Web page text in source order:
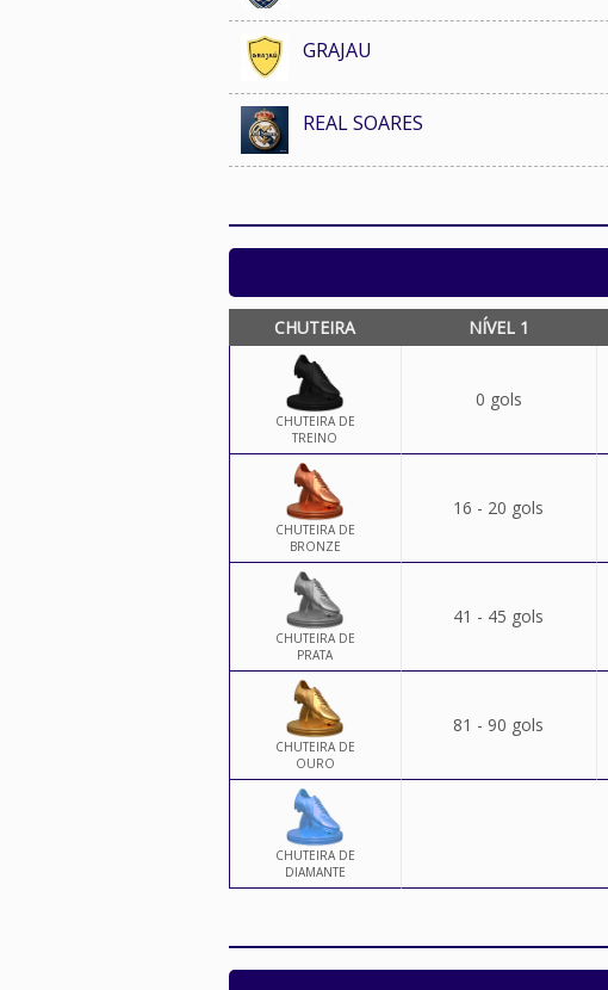
GRAJAU
REAL SOARES
CHUTEIRA NÍVEL 1
CHUTEIRA DE
TREINO
0 gols
CHUTEIRA DE
BRONZE
16 - 20 gols
CHUTEIRA DE
PRATA
41 - 45 gols
CHUTEIRA DE
OURO
81 - 90 gols
CHUTEIRA DE
DIAMANTE